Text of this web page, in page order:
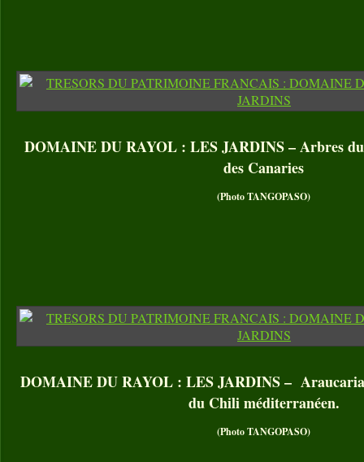
DOMAINE DU RAYOL : LES JARDINS – Arbres
des Canaries
(Photo TANGOPASO)
DOMAINE DU RAYOL : LES JARDINS –
du Chili méditerranéen.
(Photo TANGOPASO)